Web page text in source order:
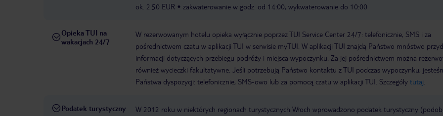
ok. 2.50 EUR
zakwaterowanie w godz. od 14:00, wykwaterowanie do 10:00
Opieka TUI na
wakacjach 24/7
W rezerwowanym hotelu opieka wyłącznie poprzez TUI Service Center 24/7: telefonicznie, SMS i za
pośrednictwem czatu w aplikacji TUI w serwisie myTUI. W aplikacji TUI znajdą Państwo mnóstwo
informacji dotyczących przebiegu podróży i miejsca wypoczynku. Za jej pośrednictwem można
również wycieczki fakultatywne. Jeśli potrzebują Państwo kontaktu z TUI podczas wypoczynku,
Państwa dyspozycji: telefonicznie, SMS-owo lub za pomocą czatu w aplikacji TUI. Szczegóły tutaj
Podatek turystyczny
W 2012 roku w niektórych regionach turystycznych Włoch wprowadzono podatek turystyczny